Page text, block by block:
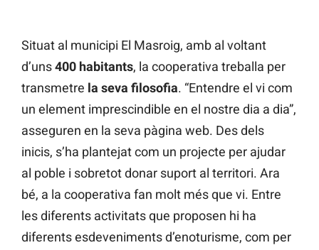
Situat al municipi El Masroig, amb al voltant
d’uns400 habitants, la cooperativa treballa per
transmetre la seva filosofia. “Entendre el vi com
un element imprescindible en el nostre dia a dia”,
asseguren en la seva pàgina web. Des dels
inicis, s’ha plantejat com un projecte per ajudar
al poble i sobretot donar suport al territori. Ara
bé, a la cooperativa fan molt més que vi. Entre
les diferents activitats que proposen hi ha
diferents esdeveniments d’enoturisme, com per